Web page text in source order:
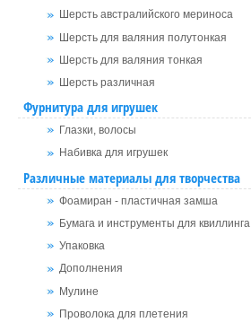
Шерсть австралийского мериноса
Шерсть для валяния полутонкая
Шерсть для валяния тонкая
Шерсть различная
Фурнитура для игрушек
Глазки, волосы
Набивка для игрушек
Различные материалы для творчества
Фоамиран - пластичная замша
Бумага и инструменты для квиллинга
Упаковка
Дополнения
Мулине
Проволока для плетения